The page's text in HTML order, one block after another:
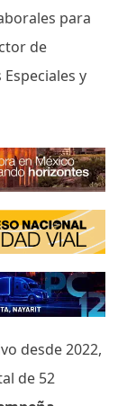
para
de
y
desde 2022,
de 52